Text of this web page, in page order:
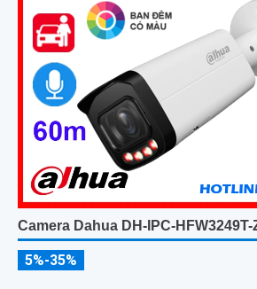
Camera Dahua DH-IPC-HFW3249T-
5%-35%